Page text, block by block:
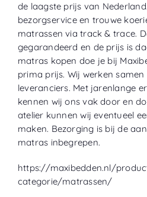
de laagste prijs van
bezorgservice en trouwe
matrassen via track & trace.
gegarandeerd en de prijs is
matras kopen doe je bij
prima prijs. Wij werken samen
leveranciers. Met jarenlange
kennen wij ons vak door en
atelier kunnen wij eventueel
maken. Bezorging is bij de
matras inbegrepen.
https://maxibedden.nl/
categorie/matrassen/